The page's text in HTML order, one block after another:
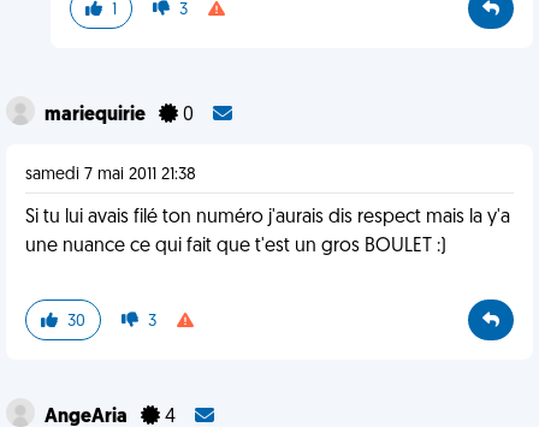
1 3
mariequirie 0
samedi 7 mai 2011 21:38
Si tu lui avais filé ton numéro j'aurais dis respect mais la y'a
une nuance ce qui fait que t'est un gros BOULET :)
30 3
AngeAria 4